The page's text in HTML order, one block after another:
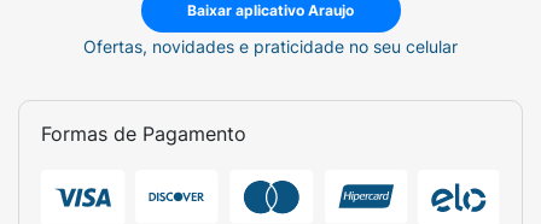
Baixar aplicativo Araujo
Ofertas, novidades e praticidade no seu celular
Formas de Pagamento